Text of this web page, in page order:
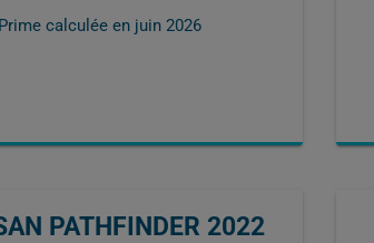
Prime calculée en juin 2026
PATHFINDER 2022